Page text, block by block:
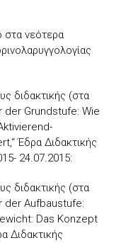
στα νεότερα
διδακτικής (στα
der Grundstufe: Wie
Έδρα Διδακτικής
24.07.2015:
διδακτικής (στα
der Aufbaustufe:
Das Konzept
Διδακτικής